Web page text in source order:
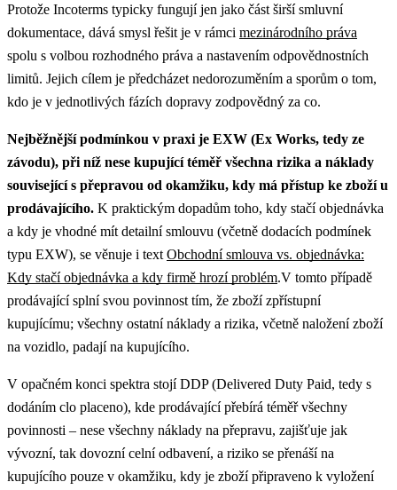
Protože Incoterms typicky fungují jen jako část širší smluvní
dokumentace, dává smysl řešit je v rámci mezinárodního práva
spolu s volbou rozhodného práva a nastavením odpovědnostních
limitů. Jejich cílem je předcházet nedorozuměním a sporům o tom,
kdo je v jednotlivých fázích dopravy zodpovědný za co.
Nejběžnější podmínkou v praxi je EXW (Ex Works, tedy ze
závodu), při níž nese kupující téměř všechna rizika a náklady
související s přepravou od okamžiku, kdy má přístup ke zboží u
prodávajícího. K praktickým dopadům toho, kdy stačí objednávka
a kdy je vhodné mít detailní smlouvu (včetně dodacích podmínek
typu EXW), se věnuje i text Obchodní smlouva vs. objednávka:
Kdy stačí objednávka a kdy firmě hrozí problém.V tomto případě
prodávající splní svou povinnost tím, že zboží zpřístupní
kupujícímu; všechny ostatní náklady a rizika, včetně naložení zboží
na vozidlo, padají na kupujícího.
V opačném konci spektra stojí DDP (Delivered Duty Paid, tedy s
dodáním clo placeno), kde prodávající přebírá téměř všechny
povinnosti – nese všechny náklady na přepravu, zajišťuje jak
vývozní, tak dovozní celní odbavení, a riziko se přenáší na
kupujícího pouze v okamžiku, kdy je zboží připraveno k vyložení